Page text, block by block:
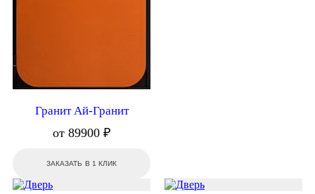
Гранит Ай-Гранит
от 89900 ₽
ЗАКАЗАТЬ В 1 КЛИК